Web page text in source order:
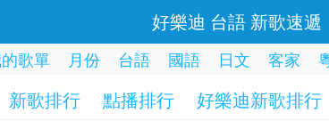
好樂迪 台語 新歌速遞
歌單 月份 台語 國語 日文 客家
新歌排行 點播排行 好樂迪新歌排行